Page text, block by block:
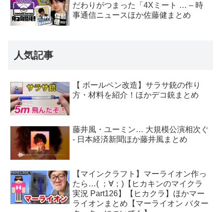
だわりがつまった「4Xミート … – 時
事通信ニュースほか佐藤健まとめ
人気記事
【 ボールペン改造】サラサ銃の作り
方・材料を紹介！ほかデコ銃まとめ
藤井風・ユーミン… 大規模公演相次ぐ
- 日本経済新聞ほか藤井風まとめ
【マインクラフト】マーライオン作っ
たら…( ；∀；)【ヒカキンのマイクラ
実況 Part126】【ヒカクラ】ほかマー
ライオンまとめ【マーライオン バター